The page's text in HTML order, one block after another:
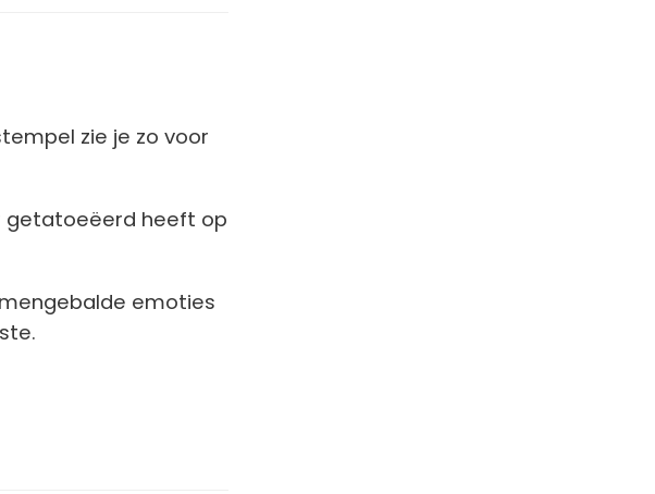
zie je zo voor
getatoeëerd heeft op
emoties